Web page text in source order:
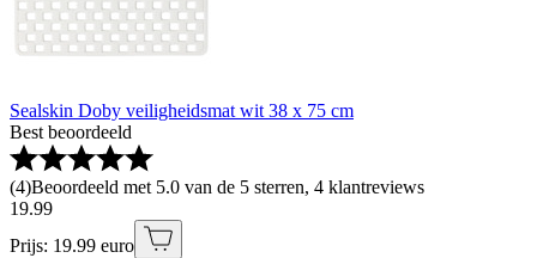
Sealskin Doby veiligheidsmat wit 38 x 75 cm
Best beoordeeld
(4)Beoordeeld met 5.0 van de 5 sterren, 4 klantreviews
19.99
Prijs: 19.99 euro